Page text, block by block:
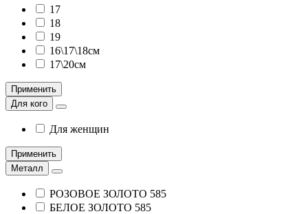
17
18
19
16\17\18см
17\20см
Применить
Для кого
Для женщин
Применить
Металл
РОЗОВОЕ ЗОЛОТО 585
БЕЛОЕ ЗОЛОТО 585